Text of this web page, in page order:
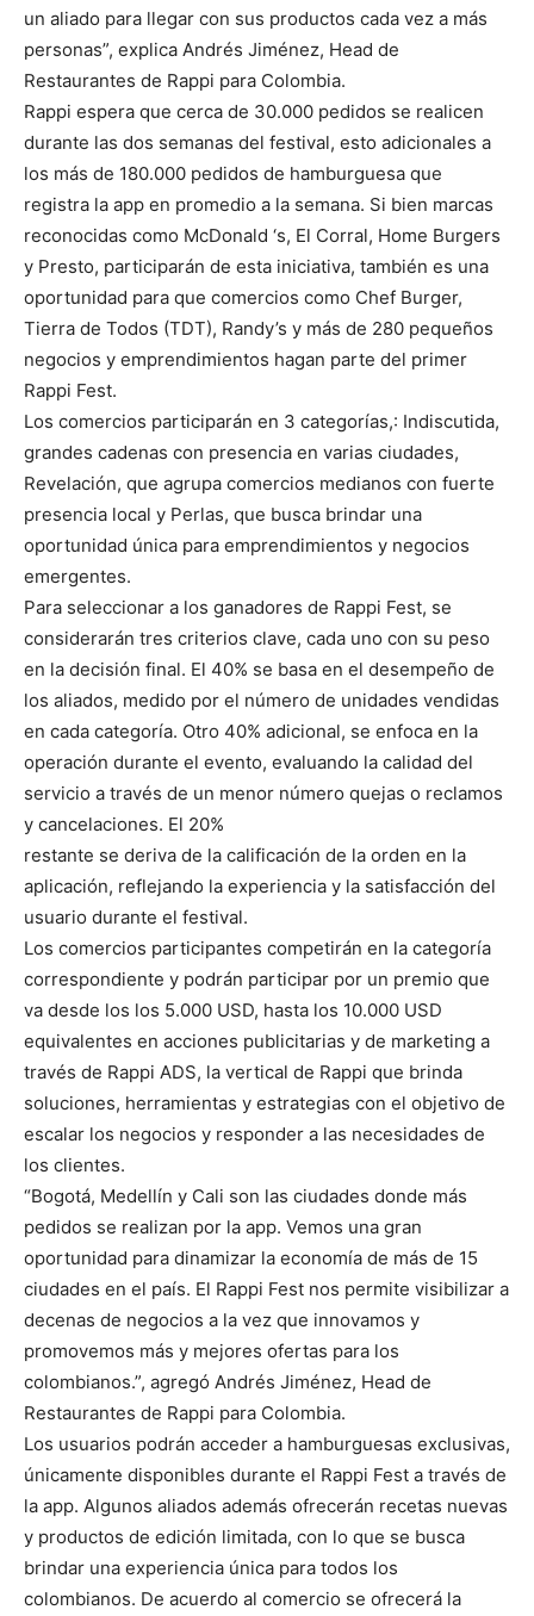
un aliado para llegar con sus productos cada vez a más
personas”, explica Andrés Jiménez, Head de
Restaurantes de Rappi para Colombia.
Rappi espera que cerca de 30.000 pedidos se realicen
durante las dos semanas del festival, esto adicionales a
los más de 180.000 pedidos de hamburguesa que
registra la app en promedio a la semana. Si bien marcas
reconocidas como McDonald ‘s, El Corral, Home Burgers
y Presto, participarán de esta iniciativa, también es una
oportunidad para que comercios como Chef Burger,
Tierra de Todos (TDT), Randy’s y más de 280 pequeños
negocios y emprendimientos hagan parte del primer
Rappi Fest.
Los comercios participarán en 3 categorías,: Indiscutida,
grandes cadenas con presencia en varias ciudades,
Revelación, que agrupa comercios medianos con fuerte
presencia local y Perlas, que busca brindar una
oportunidad única para emprendimientos y negocios
emergentes.
Para seleccionar a los ganadores de Rappi Fest, se
considerarán tres criterios clave, cada uno con su peso
en la decisión final. El 40% se basa en el desempeño de
los aliados, medido por el número de unidades vendidas
en cada categoría. Otro 40% adicional, se enfoca en la
operación durante el evento, evaluando la calidad del
servicio a través de un menor número quejas o reclamos
y cancelaciones. El 20%
restante se deriva de la calificación de la orden en la
aplicación, reflejando la experiencia y la satisfacción del
usuario durante el festival.
Los comercios participantes competirán en la categoría
correspondiente y podrán participar por un premio que
va desde los los 5.000 USD, hasta los 10.000 USD
equivalentes en acciones publicitarias y de marketing a
través de Rappi ADS, la vertical de Rappi que brinda
soluciones, herramientas y estrategias con el objetivo de
escalar los negocios y responder a las necesidades de
los clientes.
“Bogotá, Medellín y Cali son las ciudades donde más
pedidos se realizan por la app. Vemos una gran
oportunidad para dinamizar la economía de más de 15
ciudades en el país. El Rappi Fest nos permite visibilizar a
decenas de negocios a la vez que innovamos y
promovemos más y mejores ofertas para los
colombianos.”, agregó Andrés Jiménez, Head de
Restaurantes de Rappi para Colombia.
Los usuarios podrán acceder a hamburguesas exclusivas,
únicamente disponibles durante el Rappi Fest a través de
la app. Algunos aliados además ofrecerán recetas nuevas
y productos de edición limitada, con lo que se busca
brindar una experiencia única para todos los
colombianos. De acuerdo al comercio se ofrecerá la